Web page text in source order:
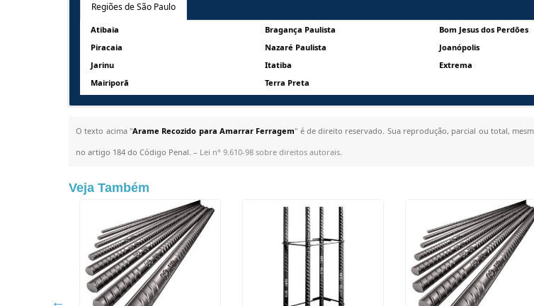
Regiões de São Paulo
Atibaia Bragança Paulista
Bom Jesus dos Perdões
Piracaia
Nazaré Paulista
Joanópolis
Jarinu
Itatiba
Extrema
Mairiporã
Terra Preta
O texto acima "Arame Recozido para Amarrar Ferragem" é de direito reservado. Sua reprodução, parcial ou total,
no artigo 184 do Código Penal. – Lei n° 9.610-98 sobre direitos autorais.
Veja Também